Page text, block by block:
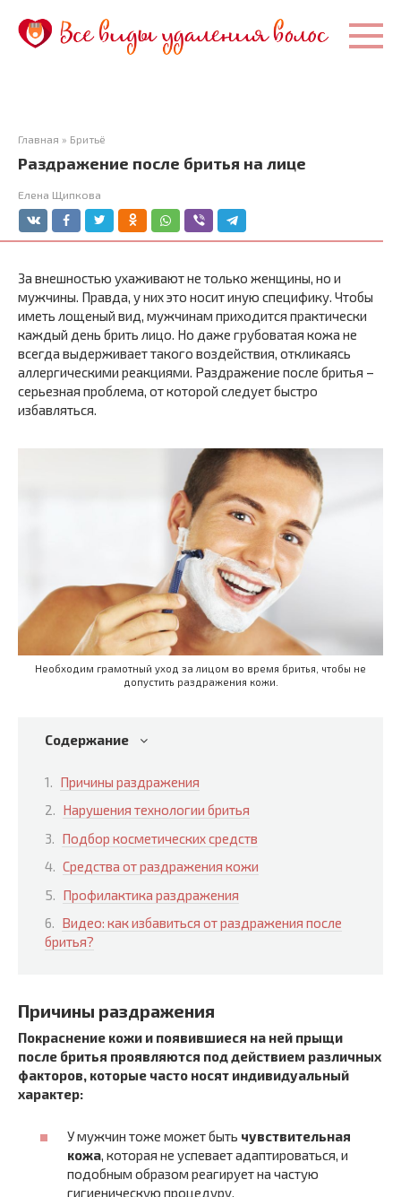
контенту
Главная » Бритьё
Раздражение после бритья на лице
Елена Щипкова
За внешностью ухаживают не только женщины, но и
мужчины. Правда, у них это носит иную специфику. Чтобы
иметь лощеный вид, мужчинам приходится практически
каждый день брить лицо. Но даже грубоватая кожа не
всегда выдерживает такого воздействия, откликаясь
аллергическими реакциями. Раздражение после бритья –
серьезная проблема, от которой следует быстро
избавляться.
Необходим грамотный уход за лицом во время бритья, чтобы не
допустить раздражения кожи.
Содержание
Причины раздражения
Нарушения технологии бритья
Подбор косметических средств
Средства от раздражения кожи
Профилактика раздражения
Видео: как избавиться от раздражения после
бритья?
Причины раздражения
Покраснение кожи и появившиеся на ней прыщи
после бритья проявляются под действием различных
факторов, которые часто носят индивидуальный
характер:
У мужчин тоже может быть чувствительная
кожа, которая не успевает адаптироваться, и
подобным образом реагирует на частую
гигиеническую процедуру.